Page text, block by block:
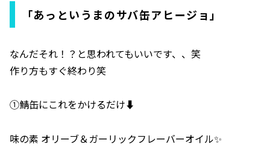
「あっというまのサバ缶アヒージョ」
なんだそれ！？と思われてもいいです、、笑
作り方もすぐ終わり笑
①鯖缶にこれをかけるだけ⬇️
味の素 オリーブ＆ガーリックフレーバーオイル✨